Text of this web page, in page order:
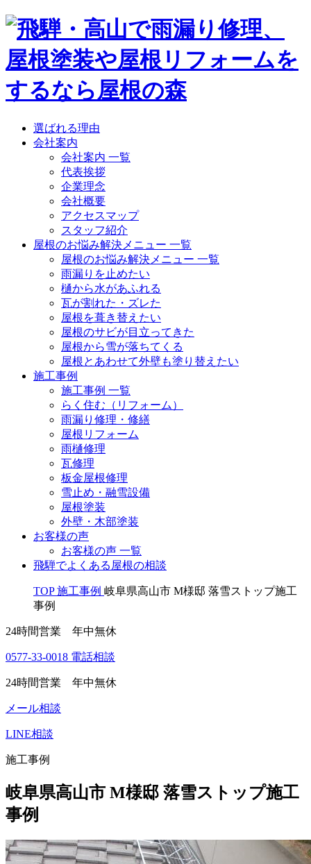
選ばれる理由
会社案内
会社案内 一覧
代表挨拶
企業理念
会社概要
アクセスマップ
スタッフ紹介
屋根のお悩み解決メニュー 一覧
屋根のお悩み解決メニュー 一覧
雨漏りを止めたい
樋から水があふれる
瓦が割れた・ズレた
屋根を葺き替えたい
屋根のサビが目立ってきた
屋根から雪が落ちてくる
屋根とあわせて外壁も塗り替えたい
施工事例
施工事例 一覧
らく住む（リフォーム）
雨漏り修理・修繕
屋根リフォーム
雨樋修理
瓦修理
板金屋根修理
雪止め・融雪設備
屋根塗装
外壁・木部塗装
お客様の声
お客様の声 一覧
飛騨でよくある屋根の相談
TOP 施工事例 岐阜県高山市 M様邸 落雪ストップ施工
事例
24時間営業 年中無休
0577-33-0018 電話相談
24時間営業 年中無休
メール相談
LINE相談
施工事例
岐阜県高山市 M様邸 落雪ストップ施工
事例